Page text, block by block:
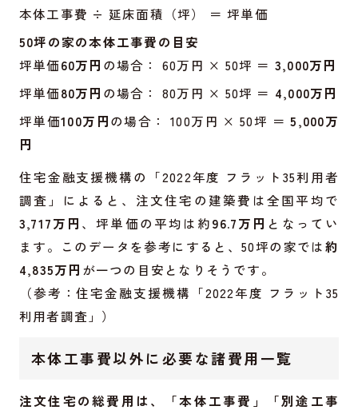
本体工事費 ÷ 延床面積（坪） ＝ 坪単価
50坪の家の本体工事費の目安
坪単価60万円 の場合： 60万円 × 50坪 ＝ 3,000万円
坪単価80万円 の場合： 80万円 × 50坪 ＝ 4,000万円
坪単価100万円の場合： 100万円 × 50坪 ＝5,000万
円
住宅金融支援機構の「2022年度 フラット35利用者
調査」によると、注文住宅の建築費は全国平均で
3,717万円 、坪単価の平均は約96.7万円 となってい
ます。このデータを参考にすると、50坪の家では約
4,835万円 が一つの目安となりそうです。
（参考：住宅金融支援機構「2022年度 フラット35
利用者調査」）
本体工事費以外に必要な諸費用一覧
注文住宅の総費用は、「本体工事費」「別途工事